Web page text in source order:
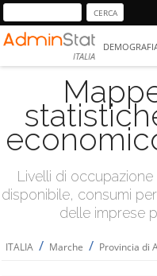
ITALIA
Livelli di
disponibile, consumi
delle imprese
ITALIA / Marche / Provincia di